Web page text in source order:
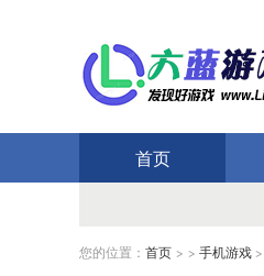
首页
您的位置： 首页 > > 手机游戏 >